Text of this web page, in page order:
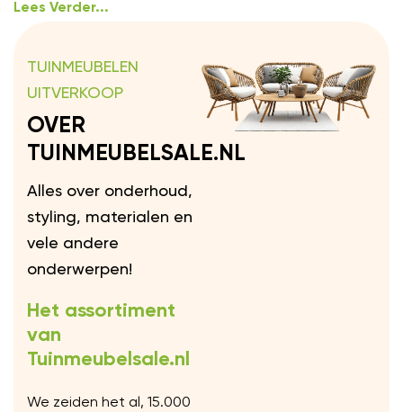
Lees Verder...
TUINMEUBELEN
UITVERKOOP
OVER
TUINMEUBELSALE.NL
Alles over onderhoud,
styling, materialen en
vele andere
onderwerpen!
Het assortiment
van
Tuinmeubelsale.nl
We zeiden het al, 15.000